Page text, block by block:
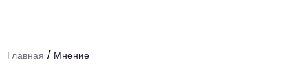
Главная / Мнение